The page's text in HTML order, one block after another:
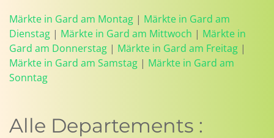
Märkte in Gard am Montag | Märkte in Gard am
Dienstag | Märkte in Gard am Mittwoch | Märkte in
Gard am Donnerstag | Märkte in Gard am Freitag |
Märkte in Gard am Samstag | Märkte in Gard am
Sonntag
Alle Departements :